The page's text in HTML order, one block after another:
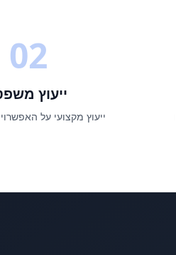
02
ייעוץ
ייעוץ מקצועי על